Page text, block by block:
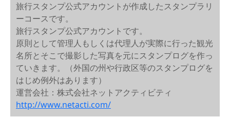
旅行スタンプ公式アカウントが作成したスタンプラリ
ーコースです。
旅行スタンプ公式アカウントです。
原則として管理人もしくは代理人が実際に行った観光
名所とそこで撮影した写真を元にスタンプログを作っ
ていきます。（外国の州や行政区等のスタンプログを
はじめ例外はあります）
運営会社：株式会社ネットアクティビティ
http://www.netacti.com/